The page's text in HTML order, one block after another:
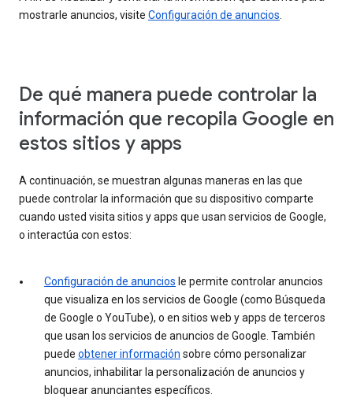
mostrarle anuncios, visite Configuración de anuncios.
De qué manera puede controlar la
información que recopila Google en
estos sitios y apps
A continuación, se muestran algunas maneras en las que
puede controlar la información que su dispositivo comparte
cuando usted visita sitios y apps que usan servicios de Google,
o interactúa con estos:
Configuración de anuncios le permite controlar anuncios
que visualiza en los servicios de Google (como Búsqueda
de Google o YouTube), o en sitios web y apps de terceros
que usan los servicios de anuncios de Google. También
puede obtener información sobre cómo personalizar
anuncios, inhabilitar la personalización de anuncios y
bloquear anunciantes específicos.